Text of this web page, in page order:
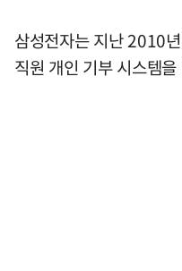
삼성전자는 지난 2010
직원 개인 기부 시스템